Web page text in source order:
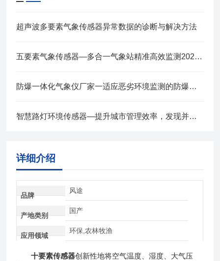
超声波多要素气象传感器异常数据的诊断与解决方法
五要素气象传感器—多合一气象站精准高效监测2025全+境+派+送
防爆一体化气象仪厂家一适应恶劣环境监测的防爆气象站
智慧路灯环境传感器—提升城市管理效率，发现并预警恶劣天气
详细介绍
品牌
风途
产地类别
国产
应用领域
环保,农林牧渔
十要素传感器创新性地将空气温度、湿度、大气压